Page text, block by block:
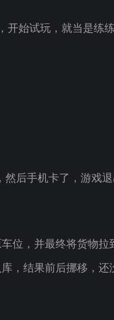
开始试玩，就当是练
然后手机卡了，游戏
位，并最终将货物拉
，结果前后挪移，还